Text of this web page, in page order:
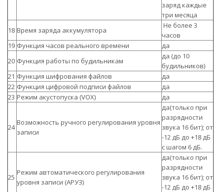
заряд каждые
три месяца
18 Время заряда аккумулятора
Не более 3
часов
19 Функция часов реального времени
да
20 Функция работы по будильникам
да (до 10
будильников)
21 Функция шифрования файлов
да
22 Функция цифровой подписи файлов
да
23 Режим акустопуска (VOX) да
24
Возможность ручного регулирования уровня
записи
да(только при
разрядности
звука 16 бит); от
-12 дБ до +18 дБ
с шагом 6 дБ.
25
Режим автоматического регулирования
уровня записи (АРУЗ)
да(только при
разрядности
звука 16 бит); от
-12 дБ до +18 дБ